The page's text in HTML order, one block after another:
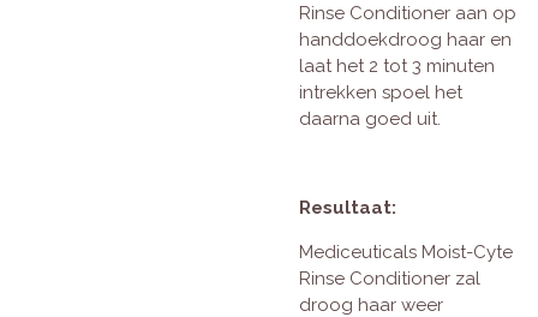
Rinse Conditioner aan op
handdoekdroog haar en
laat het 2 tot 3 minuten
intrekken spoel het
daarna goed uit.
Resultaat:
Mediceuticals Moist-Cyte
Rinse Conditioner zal
droog haar weer